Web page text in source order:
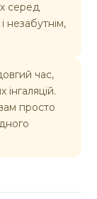
серед
незабутнім,
час,
просто